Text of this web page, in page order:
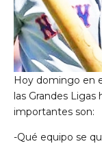
Hoy domingo en
las Grandes Ligas
importantes son:
-Qué equipo se